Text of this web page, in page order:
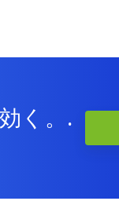
く。.